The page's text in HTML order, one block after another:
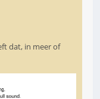
dat, in meer of